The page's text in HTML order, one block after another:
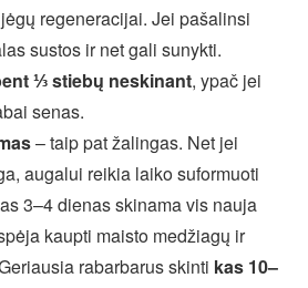
regeneracijai. Jei pašalinsi
sustos ir net gali sunykti.
⅓ stiebų neskinant, ypač jei
senas.
– taip pat žalingas. Net jei
augalui reikia laiko suformuoti
3–4 dienas skinama vis nauja
kaupti maisto medžiagų ir
rabarbarus skinti kas 10–